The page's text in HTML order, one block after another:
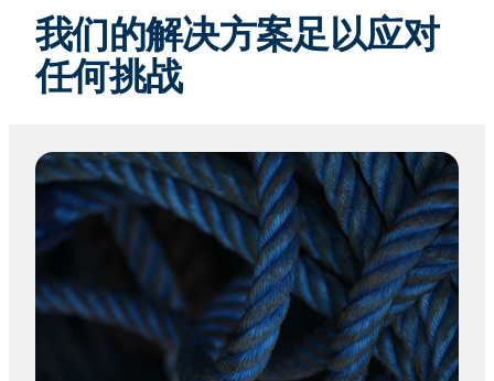
我们的解决方案足以应对
任何挑战